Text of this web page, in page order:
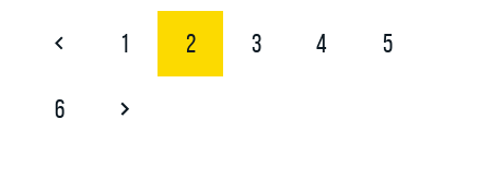
1 2 3 4 5
6